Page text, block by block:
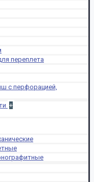
переплета
с перфорацией,
+